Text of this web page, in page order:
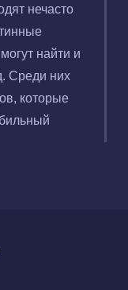
нечасто
найти и
Среди них
которые